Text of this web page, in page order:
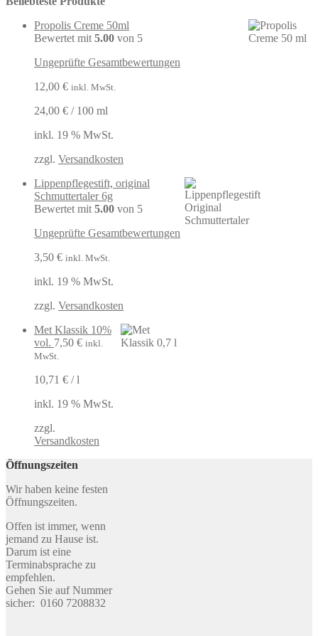
Propolis Creme 50ml
Bewertet mit 5.00 von 5
Ungeprüfte Gesamtbewertungen
12,00 € inkl. MwSt.
24,00 € / 100 ml
inkl. 19 % MwSt.
zzgl. Versandkosten
Lippenpflegestift, original
Schmuttertaler 6g
Bewertet mit 5.00 von 5
Ungeprüfte Gesamtbewertungen
3,50 € inkl. MwSt.
inkl. 19 % MwSt.
zzgl. Versandkosten
Met Klassik 10%
vol. 7,50 € inkl.
MwSt.
10,71 € /l
inkl. 19 % MwSt.
zzgl.
Versandkosten
Öffnungszeiten
Wir haben keine festen
Öffnungszeiten.
Offen ist immer, wenn
jemand zu Hause ist.
Darum ist eine
Terminabsprache zu
empfehlen.
Gehen Sie auf Nummer
sicher: 0160 7208832